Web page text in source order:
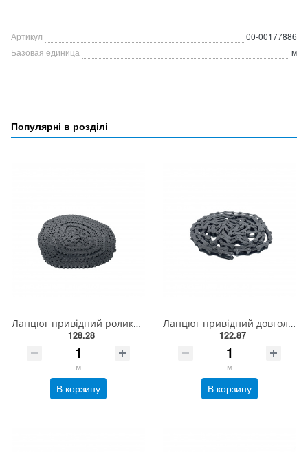
Артикул
00-00177886
Базовая единица
м
Популярні в розділі
Ланцюг привідний роликовий ПР-08-460, ISO 05B-1 (5,00м)
128.28
м
В корзину
Ланцюг привідний довголанковий 2040 L = 3 м , ISO 208A
122.87
м
В корзину